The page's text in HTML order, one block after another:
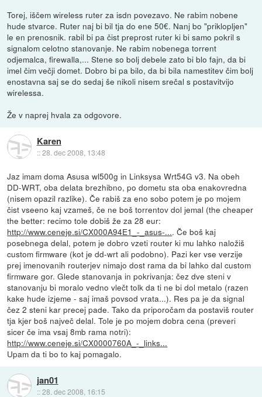
Torej, iščem wireless ruter za isdn povezavo. Ne rabim nobene
hude stvarce. Ruter naj bi bil tja do ene 50€. Nanj bo "priklopljen"
le en prenosnik. rabil bi pa čist preprost ruter ki bi samo pokril s
signalom celotno stanovanje. Ne rabim nobenega torrent
odjemalca, firewalla,... Stene so bolj debele zato bi blo fajn, da bi
imel čim večji domet. Dobro bi pa bilo, da bi bila namestitev čim bolj
enostavna saj se do sedaj še nikoli nisem srečal s postavitvijo
wirelessa.
Že v naprej hvala za odgovore.
Karen
::28. dec 2008, 13:48
Jaz imam doma Asusa wl500g in Linksysa Wrt54G v3. Na obeh
DD-WRT, oba delata brezhibno, po dometu sta oba enakovredna
(nisem opazil razlike). Če rabiš za eno sobo potem je po mojem
čist vseeno kaj vzameš, če ne boš torrentov dol jemal (the cheaper
the better: recimo tole dobiš že za 28 eur:
http://www.ceneje.si/CX000A94E1_-_asus-.... Če boš kaj
posebnega delal, potem je dobro vzeti router ki mu lahko naložiš
custom firmware (kot je dd-wrt ali podobno). Pazi ker vse verzije
prej imenovanih routerjev nimajo dost rama da bi lahko dal custom
firmware gor. Glede stanovanja in pokrivanja: čez dve steni v
stanovanju bi moralo vedno vlečt tolk da ti ne bi dol metalo (razen
kake hude izjeme - saj imaš povsod vrata...). Res pa je da signal
čez 2 steni kar precej pade. Tako da priporočam da postaviš router
tja kjer boš največ delal. Tole je po mojem dobra cena (preveri
sicer če ima vsaj 8mb rama notri):
http://www.ceneje.si/CX0000760A_-_links...
Upam da ti bo to kaj pomagalo.
jan01
::28. dec 2008, 16:15